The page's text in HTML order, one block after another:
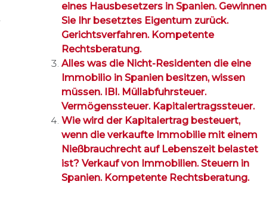
eines Hausbesetzers in Spanien. Gewinnen
Sie Ihr besetztes Eigentum zurück.
Gerichtsverfahren. Kompetente
Rechtsberatung.
Alles was die Nicht-Residenten die eine
Immobilio in Spanien besitzen, wissen
müssen. IBI. Müllabfuhrsteuer.
Vermögenssteuer. Kapitalertragssteuer.
Wie wird der Kapitalertrag besteuert,
wenn die verkaufte Immobilie mit einem
Nießbrauchrecht auf Lebenszeit belastet
ist? Verkauf von Immobilien. Steuern in
Spanien. Kompetente Rechtsberatung.